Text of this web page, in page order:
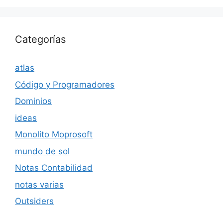
Categorías
atlas
Código y Programadores
Dominios
ideas
Monolito Moprosoft
mundo de sol
Notas Contabilidad
notas varias
Outsiders